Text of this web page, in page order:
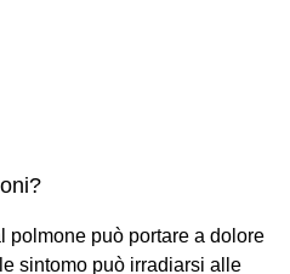
polmone può portare a dolore
sintomo può irradiarsi alle